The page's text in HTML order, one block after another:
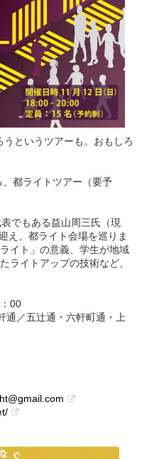
というツアーも。おもしろ
、都ライトツアー（要予
でもある益山周三氏（現
え、都ライト会場を巡りま
イト」の意義、学生が地域
ライトアップの技術など、
00
通／五辻通・六軒町通・上